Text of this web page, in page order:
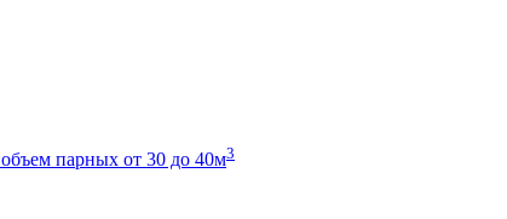
объем парных от 30 до 40м3